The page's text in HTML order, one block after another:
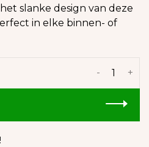
slanke design van deze
in elke binnen- of
+
-